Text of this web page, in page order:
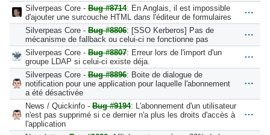
Silverpeas Core - Bug #8714: En Anglais, il est impossible
d'ajouter une surcouche HTML dans l'éditeur de formulaires
Silverpeas Core - Bug #8806: [SSO Kerberos] Pas de
mécanisme de fallback ou celui-ci ne fonctionne pas
Silverpeas Core - Bug #8807: Erreur lors de l'import d'un
groupe LDAP si celui-ci existe déja.
Silverpeas Core - Bug #8896: Boite de dialogue de
notification pour une application pour laquelle l'abonnement
a été désactivée
News / Quickinfo - Bug #9194: L'abonnement d'un utilisateur
n'est pas supprimé si ce dernier n'a plus les droits d'accès à
l'application